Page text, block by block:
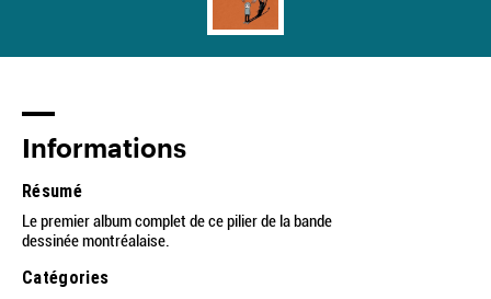
Informations
Résumé
Le premier album complet de ce pilier de la bande
dessinée montréalaise.
Catégories